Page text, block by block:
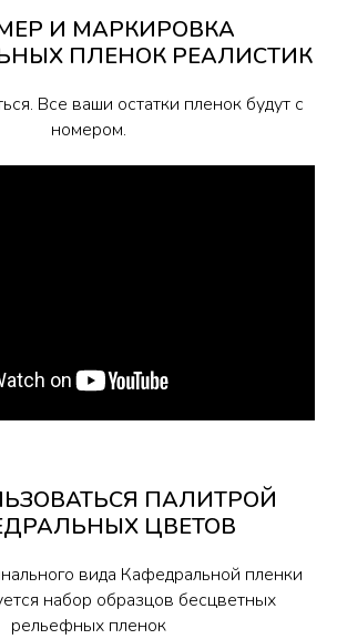
И МАРКИРОВКА
ПЛЕНОК РЕАЛИСТИК
Все ваши остатки пленок будут с
номером.
ПАЛИТРОЙ
ЦВЕТОВ
вида Кафедральной пленки
набор образцов бесцветных
рельефных пленок